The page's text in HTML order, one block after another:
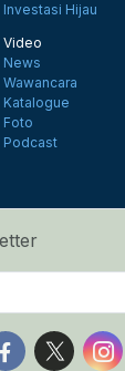
Investasi Hijau
Video
News
Wawancara
Katalogue
Foto
Podcast
Follow us